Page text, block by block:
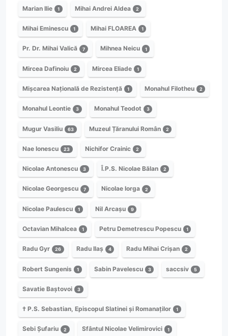
Marian Ilie 1 Mihai Andrei Aldea 2
Mihai Eminescu 1 Mihai FLOAREA 1
Pr. Dr. Mihai Valică 7 Mihnea Neicu 1
Mircea Dafinoiu 2 Mircea Eliade 1
Mișcarea Națională de Rezistență 1 Monahul Filotheu 2
Monahul Leontie 3 Monahul Teodot 3
Mugur Vasiliu 63 Muzeul Țăranului Român 2
Nae Ionescu 23 Nichifor Crainic 2
Nicolae Antonescu 3 Î.P.S. Nicolae Bălan 2
Nicolae Georgescu 7 Nicolae Iorga 2
Nicolae Paulescu 1 Nil Arcașu 9
Octavian Mihalcea 1 Petru Demetrescu Popescu 1
Radu Gyr 26 Radu Ilaș 4 Radu Mihai Crișan 2
Robert Sungenis 1 Sabin Pavelescu 3 saccsiv 5
Savatie Baștovoi 3
† P.S. Sebastian, Episcopul Slatinei și Romanaților 1
Sebi Șufariu 2 Sfântul Nicolae Velimirovici 1